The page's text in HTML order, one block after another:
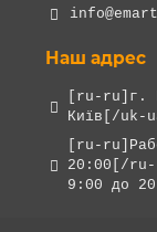
Наш адрес
[ru-ru]г.
Київ[/uk-
[ru-
20:00[/ru-
9:00 до